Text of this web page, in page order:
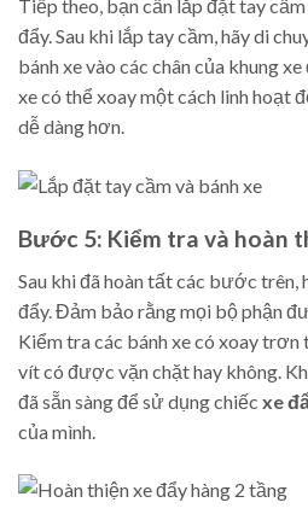
Tiếp theo, bạn cần lắp đặt tay
đẩy. Sau khi lắp tay cầm, hãy di
bánh xe vào các chân của khung
xe có thể xoay một cách linh hoạt
dễ dàng hơn.
Bước 5: Kiểm tra và hoàn
Sau khi đã hoàn tất các bước trên,
đẩy. Đảm bảo rằng mọi bộ phận
Kiểm tra các bánh xe có xoay trơn
vít có được vặn chặt hay không.
đã sẵn sàng để sử dụng chiếc xe
của mình.